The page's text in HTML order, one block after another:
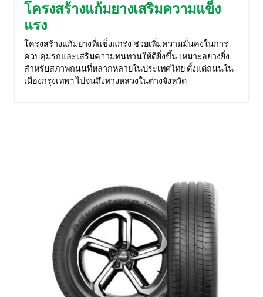
โครงสร้างแก้มยางเสริมความแข็ง
แรง
โครงสร้างแก้มยางที่แข็งแกร่ง ช่วยเพิ่มความมั่นคงในการ
ควบคุมรถและเสริมความทนทานให้ดียิ่งขึ้น เหมาะอย่างยิ่ง
สำหรับสภาพถนนที่หลากหลายในประเทศไทย ตั้งแต่ถนนใน
เมืองกรุงเทพฯ ไปจนถึงทางหลวงในต่างจังหวัด